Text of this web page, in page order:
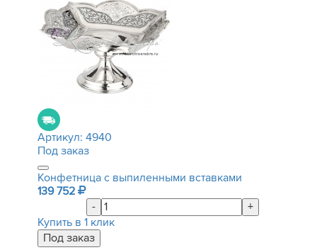
Артикул: 4940
Под заказ
Конфетница с выпиленными вставками
139 752
-
+
Купить в 1 клик